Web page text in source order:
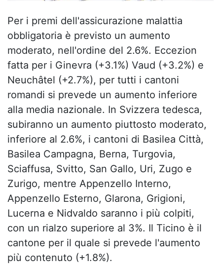
Per i premi dell'assicurazione malattia
obbligatoria è previsto un aumento
moderato, nell'ordine del 2.6%. Eccezion
fatta per i Ginevra (+3.1%) Vaud (+3.2%) e
Neuchâtel (+2.7%), per tutti i cantoni
romandi si prevede un aumento inferiore
alla media nazionale. In Svizzera tedesca,
subiranno un aumento piuttosto moderato,
inferiore al 2.6%, i cantoni di Basilea Città,
Basilea Campagna, Berna, Turgovia,
Sciaffusa, Svitto, San Gallo, Uri, Zugo e
Zurigo, mentre Appenzello Interno,
Appenzello Esterno, Glarona, Grigioni,
Lucerna e Nidvaldo saranno i più colpiti,
con un rialzo superiore al 3%. Il Ticino è il
cantone per il quale si prevede l'aumento
più contenuto (+1.8%).